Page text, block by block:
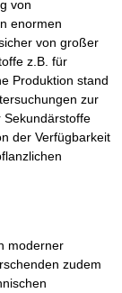
von
enormen
von großer
z.B. für
Produktion stand
zur
Sekundärstoffe
der Verfügbarkeit
moderner
zudem